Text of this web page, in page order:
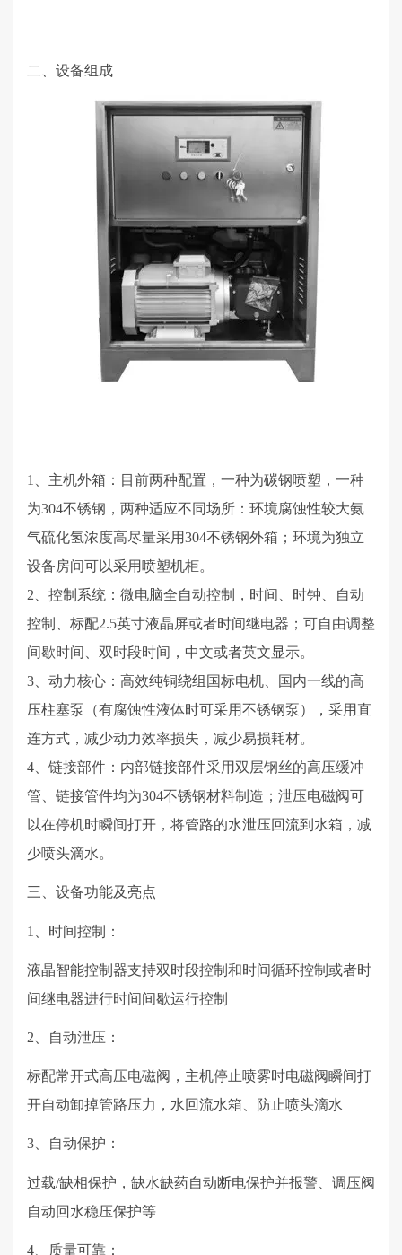
二、设备组成
1、主机外箱： 目前两种配置，一种为碳钢喷塑，一种
为304不锈钢，两种适应不同场所：环境腐蚀性较大氨
气硫化氢浓度高尽量采用304不锈钢外箱；环境为独立
设备房间可以采用喷塑机柜。
2、控制系统：微电脑全自动控制，时间、时钟、自动
控制、标配2.5英寸液晶屏或者时间继电器；可自由调整
间歇时间、双时段时间，中文或者英文显示。
3、动力核心：高效纯铜绕组国标电机、国内一线的高
压柱塞泵（有腐蚀性液体时可采用不锈钢泵），采用直
连方式，减少动力效率损失，减少易损耗材。
4、链接部件：内部链接部件采用双层钢丝的高压缓冲
管、链接管件均为304不锈钢材料制造；泄压电磁阀可
以在停机时瞬间打开，将管路的水泄压回流到水箱，减
少喷头滴水。
三、 设备功能及亮点
1、时间控制：
液晶智能控制器支持双时段控制和时间循环控制或者时
间继电器进行时间间歇运行控制
2、自动泄压：
标配常开式高压电磁阀，主机停止喷雾时电磁阀瞬间打
开自动卸掉管路压力，水回流水箱、防止喷头滴水
3、自动保护：
过载/缺相保护，缺水缺药自动断电保护并报警、调压阀
自动回水稳压保护等
4、质量可靠：